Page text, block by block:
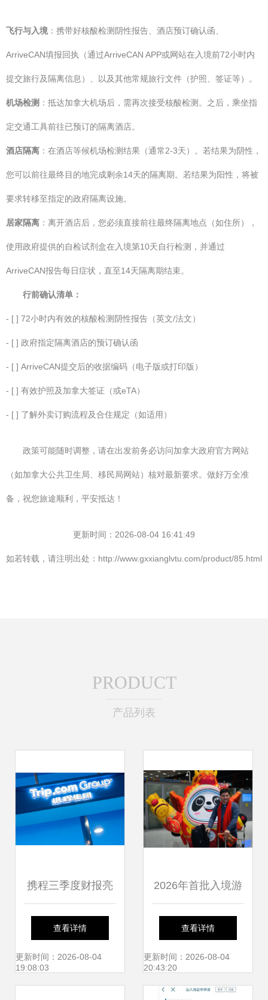
飞行与入境 ：携带好核酸检测阴性报告、酒店预订确认函、
ArriveCAN填报回执（通过ArriveCAN APP或网站在入境前72小时内
提交旅行及隔离信息）、以及其他常规旅行文件（护照、签证等）。
机场检测 ：抵达加拿大机场后，需再次接受核酸检测。之后，乘坐指
定交通工具前往已预订的隔离酒店。
酒店隔离 ：在酒店等候机场检测结果（通常2-3天）。若结果为阴性，
您可以前往最终目的地完成剩余14天的隔离期。若结果为阳性，将被
要求转移至指定的政府隔离设施。
居家隔离 ：离开酒店后，您必须直接前往最终隔离地点（如住所），
使用政府提供的自检试剂盒在入境第10天自行检测，并通过
ArriveCAN报告每日症状，直至14天隔离期结束。
行前确认清单：
- [ ] 72小时内有效的核酸检测阴性报告（英文/法文）
- [ ] 政府指定隔离酒店的预订确认函
- [ ] ArriveCAN提交后的收据编码（电子版或打印版）
- [ ] 有效护照及加拿大签证（或eTA）
- [ ] 了解外卖订购流程及合住规定（如适用）
政策可能随时调整，请在出发前务必访问加拿大政府官方网站
（如加拿大公共卫生局、移民局网站）核对最新要求。做好万全准
备，祝您旅途顺利，平安抵达！
更新时间：2026-08-04 16:41:49
如若转载，请注明出处：http://www.gxxianglvtu.com/product/85.html
PRODUCT
产品列表
携程三季度财报亮
眼 疫后旅游复苏强
势，中国旅游市场
查看详情
更新时间：2026-08-04
19:08:03
2026年首批入境游
客抵京 暖心礼遇开
启新年之旅 入境旅
游服务喜迎升级
查看详情
更新时间：2026-08-04
20:43:20